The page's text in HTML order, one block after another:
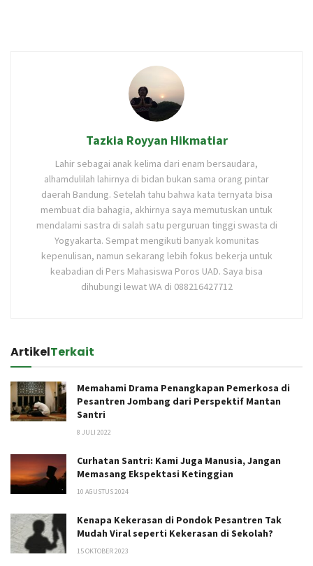
Tazkia Royyan Hikmatiar
Lahir sebagai anak kelima dari enam bersaudara,
alhamdulilah lahirnya di bidan bukan sama orang pintar
daerah Bandung. Setelah tahu bahwa kata ternyata bisa
membuat dia bahagia, akhirnya saya memutuskan untuk
mendalami sastra di salah satu perguruan tinggi swasta di
Yogyakarta. Sempat mengikuti banyak komunitas
kepenulisan, namun sekarang lebih fokus bekerja untuk
keabadian di Pers Mahasiswa Poros UAD. Saya bisa
dihubungi lewat WA di 088216427712
ArtikelTerkait
Memahami Drama Penangkapan Pemerkosa di
Pesantren Jombang dari Perspektif Mantan
Santri
8 JULI 2022
Curhatan Santri: Kami Juga Manusia, Jangan
Memasang Ekspektasi Ketinggian
10 AGUSTUS 2024
Kenapa Kekerasan di Pondok Pesantren Tak
Mudah Viral seperti Kekerasan di Sekolah?
15 OKTOBER 2023